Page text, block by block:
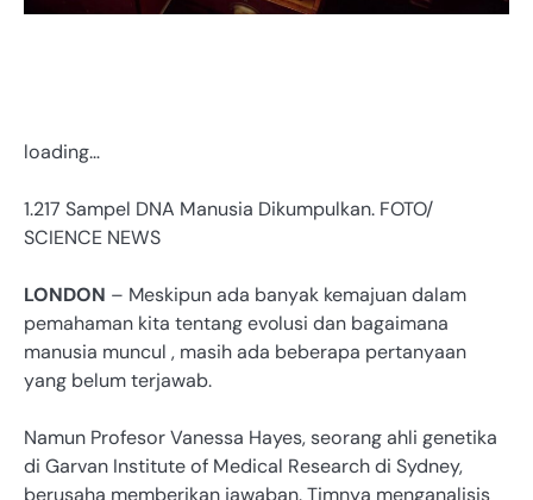
loading…
1.217 Sampel DNA Manusia Dikumpulkan. FOTO/
SCIENCE NEWS
LONDON – Meskipun ada banyak kemajuan dalam
pemahaman kita tentang evolusi dan bagaimana
manusia muncul , masih ada beberapa pertanyaan
yang belum terjawab.
Namun Profesor Vanessa Hayes, seorang ahli genetika
di Garvan Institute of Medical Research di Sydney,
berusaha memberikan jawaban. Timnya menganalisis